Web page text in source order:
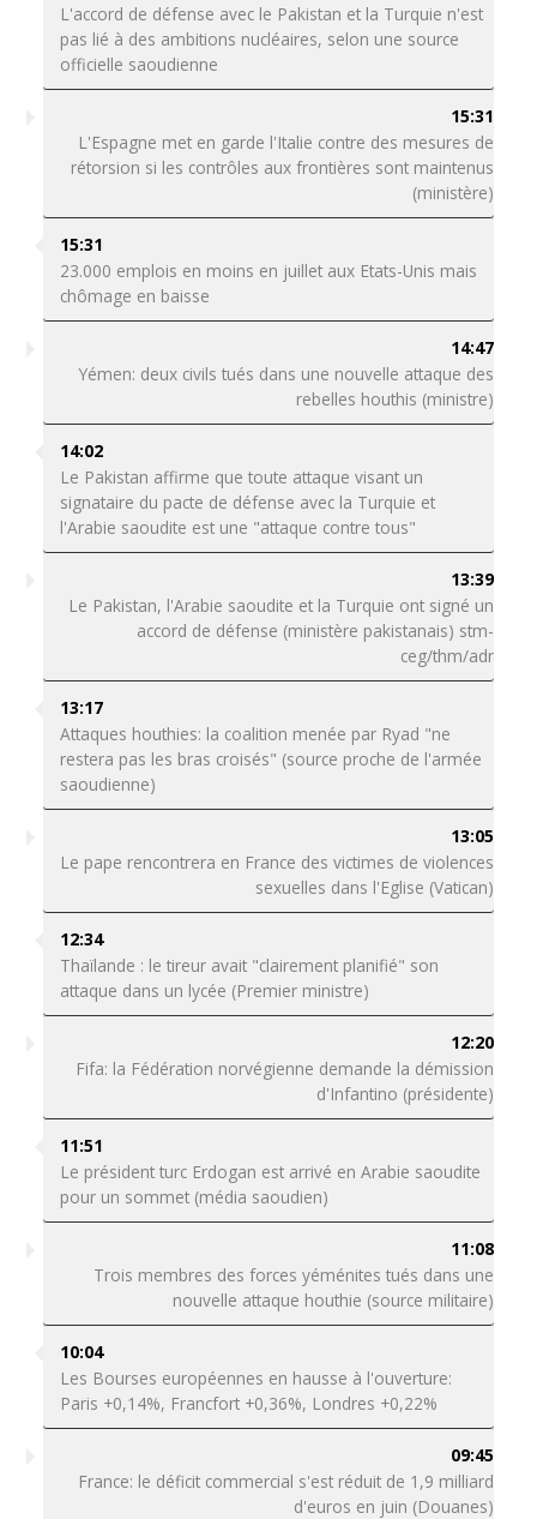
L'accord de défense avec le Pakistan et la Turquie n'est
pas lié à des ambitions nucléaires, selon une source
officielle saoudienne
15:31
L'Espagne met en garde l'Italie contre des mesures de
rétorsion si les contrôles aux frontières sont maintenus
(ministère)
15:31
23.000 emplois en moins en juillet aux Etats-Unis mais
chômage en baisse
14:47
Yémen: deux civils tués dans une nouvelle attaque des
rebelles houthis (ministre)
14:02
Le Pakistan affirme que toute attaque visant un
signataire du pacte de défense avec la Turquie et
l'Arabie saoudite est une "attaque contre tous"
13:39
Le Pakistan, l'Arabie saoudite et la Turquie ont signé un
accord de défense (ministère pakistanais) stm-
ceg/thm/adr
13:17
Attaques houthies: la coalition menée par Ryad "ne
restera pas les bras croisés" (source proche de l'armée
saoudienne)
13:05
Le pape rencontrera en France des victimes de violences
sexuelles dans l'Eglise (Vatican)
12:34
Thaïlande : le tireur avait "clairement planifié" son
attaque dans un lycée (Premier ministre)
12:20
Fifa: la Fédération norvégienne demande la démission
d'Infantino (présidente)
11:51
Le président turc Erdogan est arrivé en Arabie saoudite
pour un sommet (média saoudien)
11:08
Trois membres des forces yéménites tués dans une
nouvelle attaque houthie (source militaire)
10:04
Les Bourses européennes en hausse à l'ouverture:
Paris +0,14%, Francfort +0,36%, Londres +0,22%
09:45
France: le déficit commercial s'est réduit de 1,9 milliard
d'euros en juin (Douanes)